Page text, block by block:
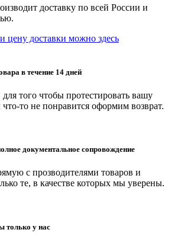
доставку по всей России и
цену доставки можно здесь
в течение 14 дней
того чтобы протестировать вашу
то не понравится оформим возврат.
документальное сопровождение
с прозводителями товаров и
те, в качестве которых мы уверены.
только у нас